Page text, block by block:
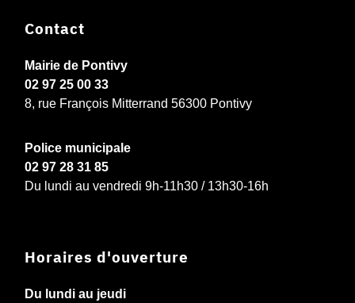
Contact
Mairie de Pontivy
02 97 25 00 33
8, rue François Mitterrand 56300 Pontivy
Police municipale
02 97 28 31 85
Du lundi au vendredi 9h-11h30 / 13h30-16h
Horaires d'ouverture
Du lundi au jeudi